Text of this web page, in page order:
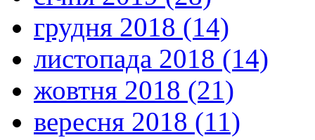
грудня 2018 (14)
листопада 2018 (14)
жовтня 2018 (21)
вересня 2018 (11)